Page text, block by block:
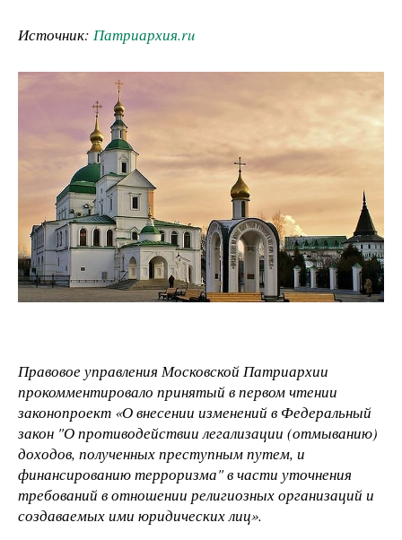
Источник: Патриархия.ru
Правовое управления Московской Патриархии
прокомментировало принятый в первом чтении
законопроект «О внесении изменений в Федеральный
закон "О противодействии легализации (отмыванию)
доходов, полученных преступным путем, и
финансированию терроризма" в части уточнения
требований в отношении религиозных организаций и
создаваемых ими юридических лиц».